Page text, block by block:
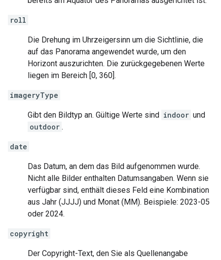
roll
Die Drehung im Uhrzeigersinn um die Sichtlinie, die
auf das Panorama angewendet wurde, um den
Horizont auszurichten. Die zurückgegebenen Werte
liegen im Bereich [0, 360].
imageryType
Gibt den Bildtyp an. Gültige Werte sind indoor und
outdoor .
date
Das Datum, an dem das Bild aufgenommen wurde.
Nicht alle Bilder enthalten Datumsangaben. Wenn sie
verfügbar sind, enthält dieses Feld eine Kombination
aus Jahr (JJJJ) und Monat (MM). Beispiele: 2023-05
oder 2024.
copyright
Der Copyright-Text, den Sie als Quellenangabe